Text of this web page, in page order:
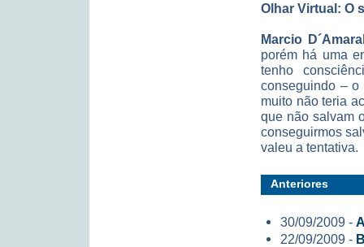
Olhar Virtual: O
Marcio
porém há uma
tenho
conseguindo –
muito não teria
que não salvam
conseguirmos
valeu a tentativa.
Anteriores
30/09/2009 -
22/09/2009 -